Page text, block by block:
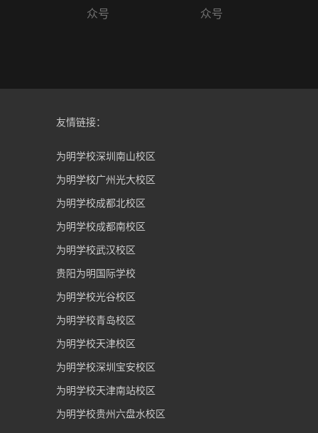
众号
众号
友情链接：
为明学校深圳南山校区
为明学校广州光大校区
为明学校成都北校区
为明学校成都南校区
为明学校武汉校区
贵阳为明国际学校
为明学校光谷校区
为明学校青岛校区
为明学校天津校区
为明学校深圳宝安校区
为明学校天津南站校区
为明学校贵州六盘水校区